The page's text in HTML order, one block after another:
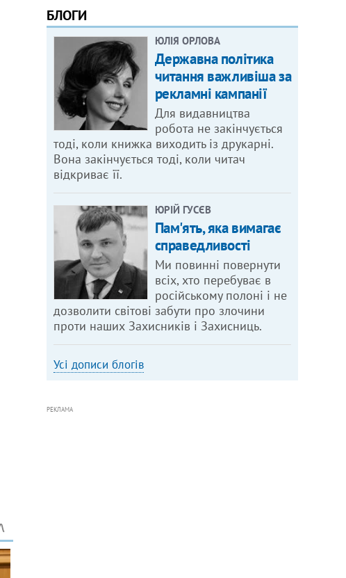
БЛОГИ
ЮЛІЯ ОРЛОВА
Державна політика
читання важливіша за
рекламні кампанії
Для видавництва
робота не закінчується
тоді, коли книжка виходить із друкарні.
Вона закінчується тоді, коли читач
відкриває її.
ЮРІЙ ГУСЄВ
Пам'ять, яка вимагає
справедливості
Ми повинні повернути
всіх, хто перебуває в
російському полоні і не
дозволити світові забути про злочини
проти наших Захисників і Захисниць.
Усі дописи блогів
РЕКЛАМА